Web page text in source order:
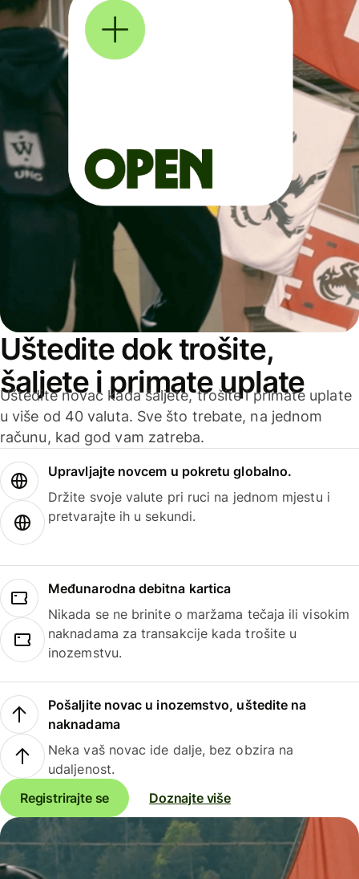
Uštedite dok trošite,
šaljete i primate uplate
Uštedite novac kada šaljete, trošite i primate uplate
u više od 40 valuta. Sve što trebate, na jednom
računu, kad god vam zatreba.
Upravljajte novcem u pokretu globalno.
Držite svoje valute pri ruci na jednom mjestu i
pretvarajte ih u sekundi.
Međunarodna debitna kartica
Nikada se ne brinite o maržama tečaja ili visokim
naknadama za transakcije kada trošite u
inozemstvu.
Pošaljite novac u inozemstvo, uštedite na
naknadama
Neka vaš novac ide dalje, bez obzira na
udaljenost.
Registrirajte se
Doznajte više